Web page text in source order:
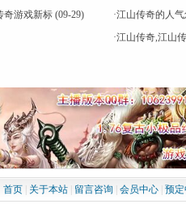
奇游戏新标 (09-29) ·江山传奇的人
·江山传奇,江山
首页| 关于本站| 留言咨询 会员中心| 预